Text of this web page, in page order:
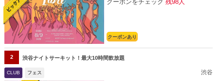
クーポンをチェック 残98人
クーポンあり
2 渋谷ナイトサーキット！最大10時間飲放題
CLUB フェス 渋谷